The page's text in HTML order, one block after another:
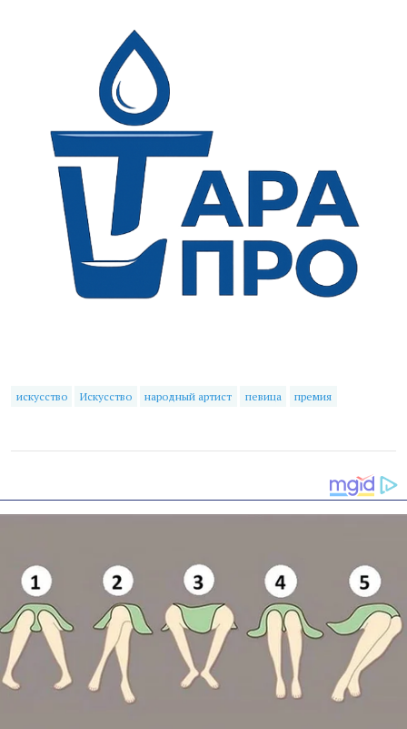
искусство Искусство народный артист певица премия